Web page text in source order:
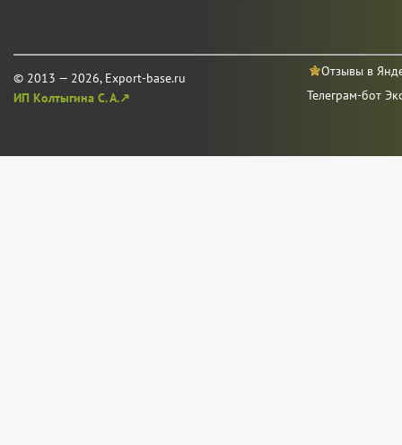
© 2013 — 2026, Export-base.ru
ИП Колтыгина С. А.↗
Отзывы в
Телеграм-бот